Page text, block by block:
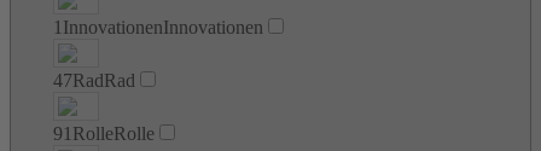
1 InnovationenInnovationen
47RadRad
91 RolleRolle